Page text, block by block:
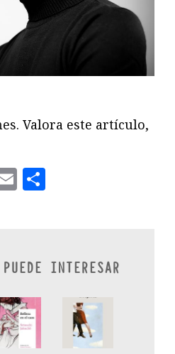
Valora este artículo,
Email
INTERESAR